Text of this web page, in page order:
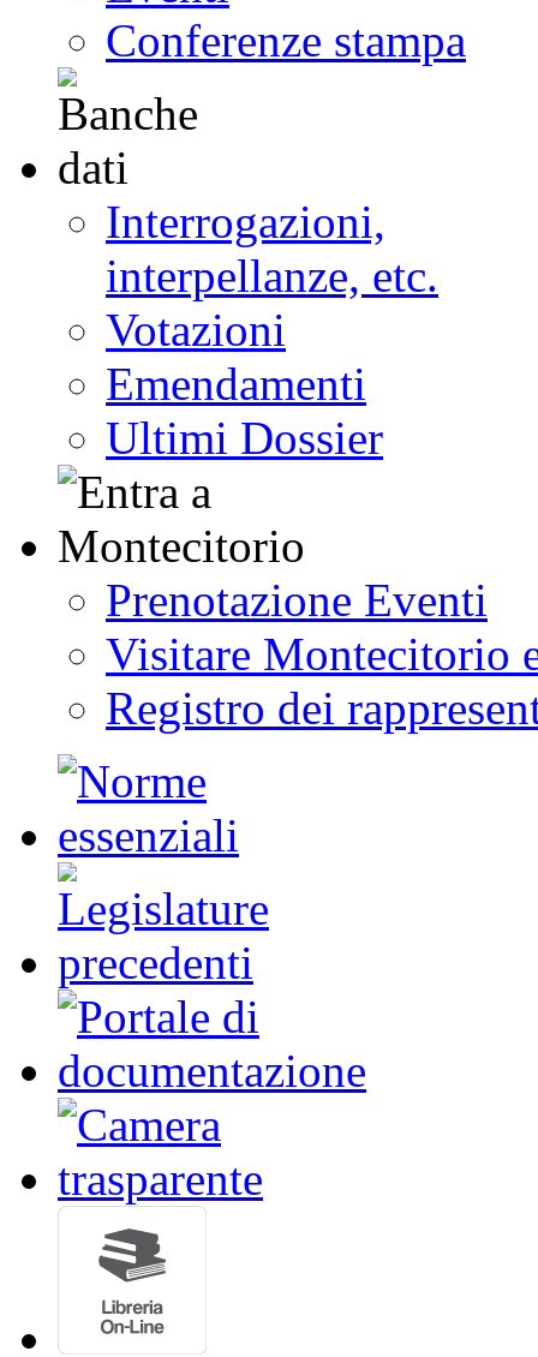
Conferenze stampa
Interrogazioni,
interpellanze, etc.
Votazioni
Emendamenti
Ultimi Dossier
Prenotazione Eventi
Visitare Montecitorio
Registro dei